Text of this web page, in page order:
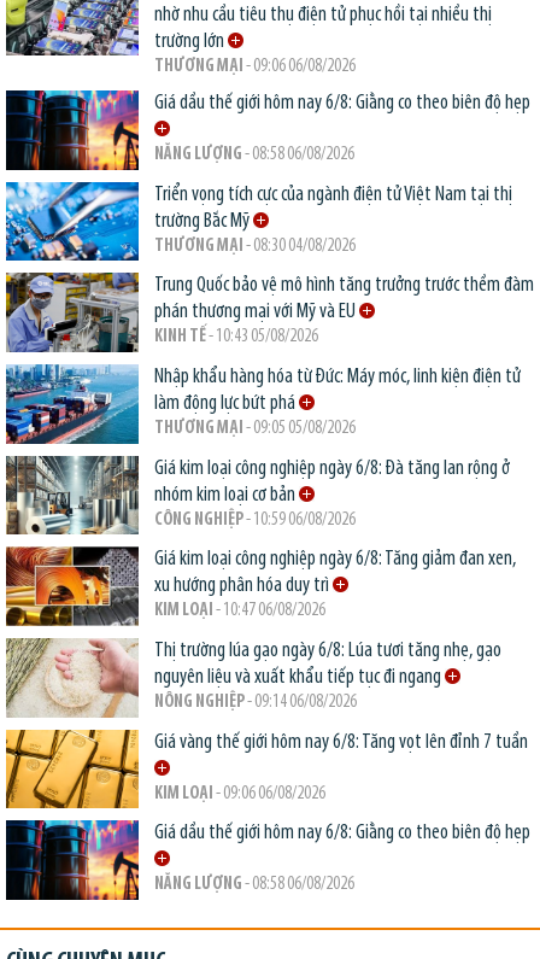
nhờ nhu cầu tiêu thụ điện tử phục hồi tại nhiều thị
trường lớn
THƯƠNG MẠI - 09:06 06/08/2026
Giá dầu thế giới hôm nay 6/8: Giằng co theo biên độ hẹp
NĂNG LƯỢNG - 08:58 06/08/2026
Triển vọng tích cực của ngành điện tử Việt Nam tại thị
trường Bắc Mỹ
THƯƠNG MẠI - 08:30 04/08/2026
Trung Quốc bảo vệ mô hình tăng trưởng trước thềm đàm
phán thương mại với Mỹ và EU
KINH TẾ- 10:43 05/08/2026
Nhập khẩu hàng hóa từ Đức: Máy móc, linh kiện điện tử
làm động lực bứt phá
THƯƠNG MẠI - 09:05 05/08/2026
Giá kim loại công nghiệp ngày 6/8: Đà tăng lan rộng ở
nhóm kim loại cơ bản
CÔNG NGHIỆP- 10:59 06/08/2026
Giá kim loại công nghiệp ngày 6/8: Tăng giảm đan xen,
xu hướng phân hóa duy trì
KIM LOẠI - 10:47 06/08/2026
Thị trường lúa gạo ngày 6/8: Lúa tươi tăng nhẹ, gạo
nguyên liệu và xuất khẩu tiếp tục đi ngang
NÔNG NGHIỆP- 09:14 06/08/2026
Giá vàng thế giới hôm nay 6/8: Tăng vọt lên đỉnh 7 tuần
KIM LOẠI - 09:06 06/08/2026
Giá dầu thế giới hôm nay 6/8: Giằng co theo biên độ hẹp
NĂNG LƯỢNG - 08:58 06/08/2026